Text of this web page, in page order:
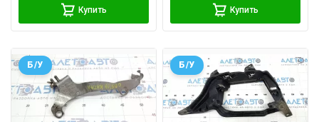
Купить Купить
Б/У Б/У